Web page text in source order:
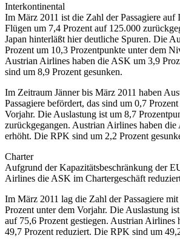
Interkontinental
Im März 2011 ist die Zahl der Passagiere auf
Flügen um 7,4 Prozent auf 125.000
Japan hinterläßt hier deutliche Spuren. Die
Prozent um 10,3 Prozentpunkte unter dem
Austrian Airlines haben die ASK um 3,9
sind um 8,9 Prozent gesunken.
Im Zeitraum Jänner bis März 2011 haben
Passagiere befördert, das sind um 0,7
Vorjahr. Die Auslastung ist um 8,7
zurückgegangen. Austrian Airlines haben
erhöht. Die RPK sind um 2,2 Prozent
Charter
Aufgrund der Kapazitätsbeschränkung der
Airlines die ASK im Chartergeschäft
Im März 2011 lag die Zahl der Passagiere
Prozent unter dem Vorjahr. Die Auslastung
auf 75,6 Prozent gestiegen. Austrian Airlines
49,7 Prozent reduziert. Die RPK sind um